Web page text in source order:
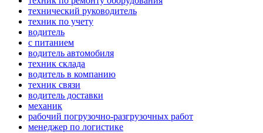
технический руководитель
техник по учету
водитель
с питанием
водитель автомобиля
техник склада
водитель в компанию
техник связи
водитель доставки
механик
рабочий погрузочно-разгрузочных работ
менеджер по логистике